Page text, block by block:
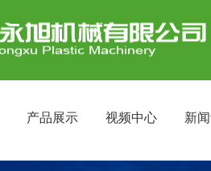
产品展示 视频中心 新